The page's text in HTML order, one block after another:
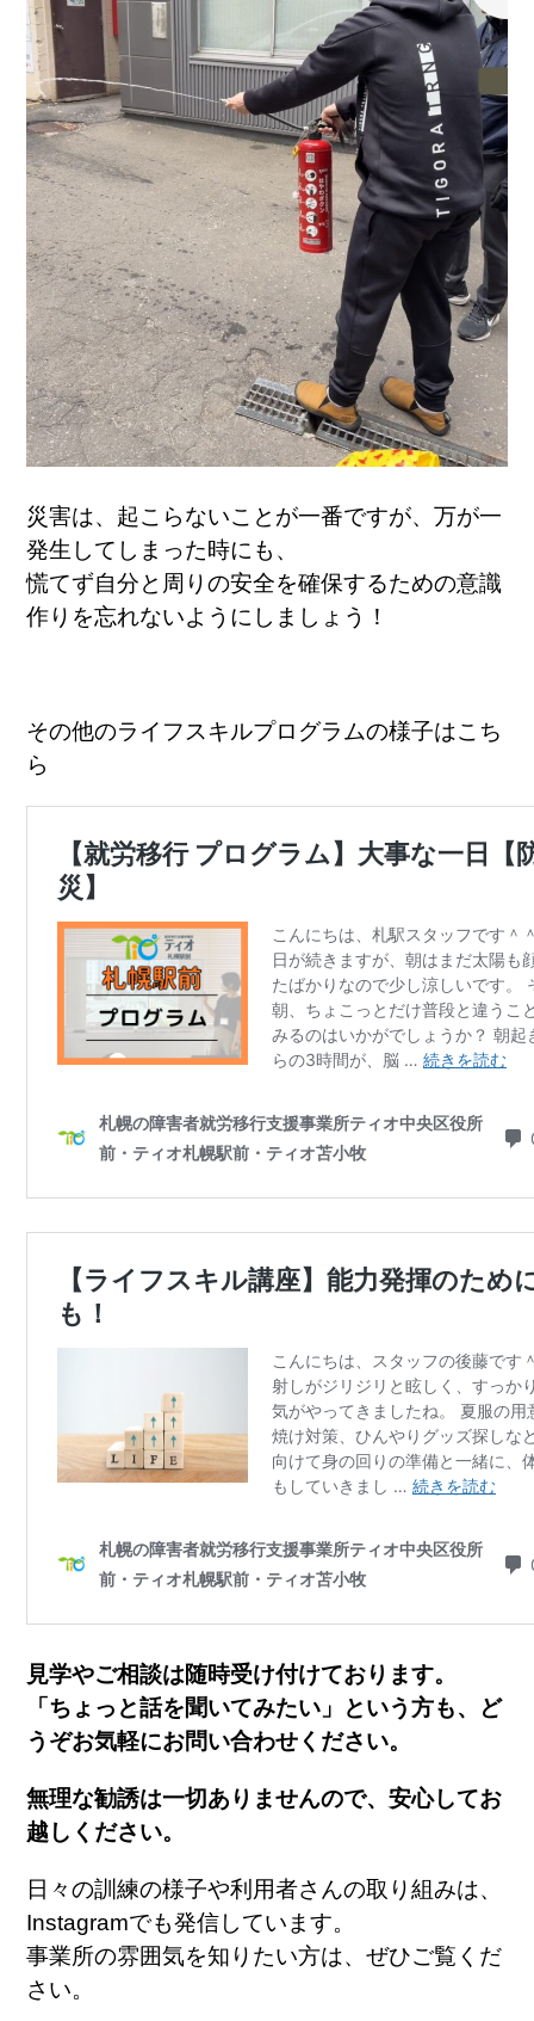
災害は、起こらないことが一番ですが、万が一
発生してしまった時にも、
慌てず自分と周りの安全を確保するための意識
作りを忘れないようにしましょう！
その他のライフスキルプログラムの様子はこち
ら
見学やご相談は随時受け付けております。
「ちょっと話を聞いてみたい」という方も、
ど
うぞお気軽にお問い合わせください。
無理な勧誘は一切ありませんので、安心してお
越しください。
日々の訓練の様子や利用者さんの取り組みは、
Instagramでも発信しています。
事業所の雰囲気を知りたい方は、ぜひご覧くだ
さい。